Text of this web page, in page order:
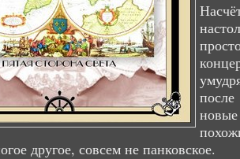
другое, совсем не панковское.